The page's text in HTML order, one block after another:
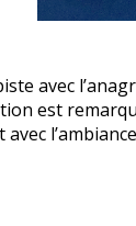
avec
est